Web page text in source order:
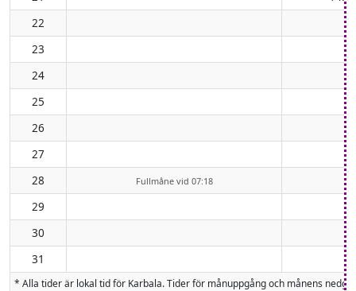
22
23
24
25
26
27
28
Fullmåne vid 07:18
29
30
31
* Alla tider är lokal tid för Karbala. Tider för månuppgång och månens